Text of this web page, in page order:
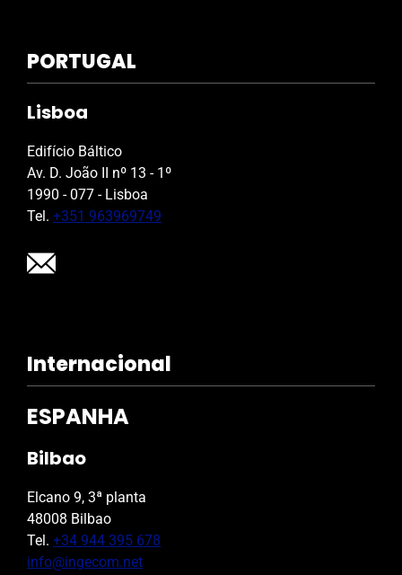
PORTUGAL
Lisboa
Edifício Báltico
Av. D. João II nº 13 - 1º
1990 - 077 - Lisboa
Tel. +351 963969749
Internacional
ESPANHA
Bilbao
Elcano 9, 3ª planta
48008 Bilbao
Tel. +34 944 395 678
info@ingecom.net